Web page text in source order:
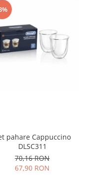
pahare Cappuccino
DLSC311
70,16 RON
67,90 RON